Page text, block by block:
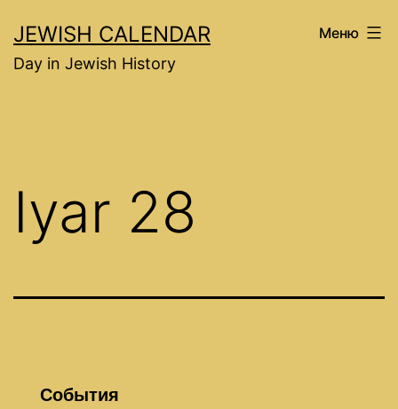
содержимому
JEWISH CALENDAR
Day in Jewish History
Меню
Iyar 28
События